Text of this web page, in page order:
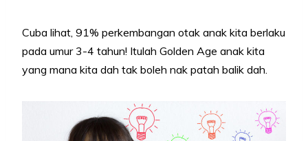
Cuba lihat, 91% perkembangan otak anak kita berlaku
pada umur 3-4 tahun! Itulah Golden Age anak kita
yang mana kita dah tak boleh nak patah balik dah.